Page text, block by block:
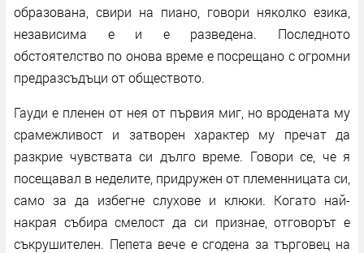
образована, свири на пиано, говори няколко езика,
независима е и е разведена. Последното
обстоятелство по онова време е посрещано с огромни
предразсъдъци от обществото.
Гауди е пленен от нея от първия миг, но вродената му
срамежливост и затворен характер му пречат да
разкрие чувствата си дълго време. Говори се, че я
посещавал в неделите, придружен от племенницата си,
само за да избегне слухове и клюки. Когато най-
накрая събира смелост да си признае, отговорът е
съкрушителен. Пепета вече е сгодена за търговец на